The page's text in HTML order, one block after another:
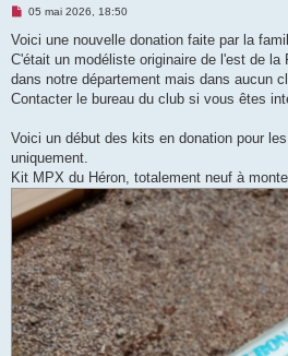
M
s
a
g
n
l
u
05 mai 2026, 18:50
Voici une nouvelle donation faite par la
C'était un modéliste originaire de l'est de
dans notre département mais dans aucun
Contacter le bureau du club si vous êtes
Voici un début des kits en donation pour
uniquement.
Kit MPX du Héron, totalement neuf à